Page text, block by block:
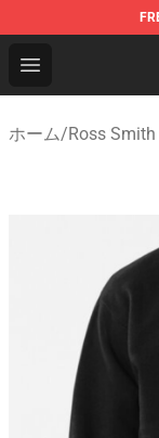
Open menu
Ross Smith
ホーム/Ross